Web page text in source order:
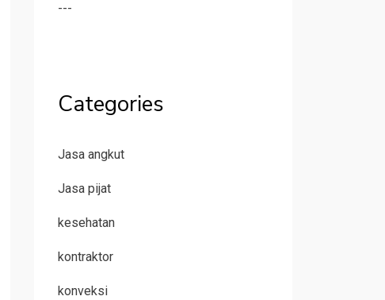
---
Categories
Jasa angkut
Jasa pijat
kesehatan
kontraktor
konveksi